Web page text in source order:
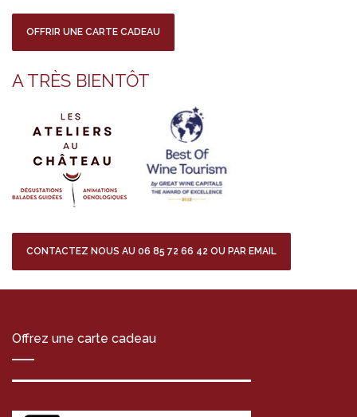
OFFRIR UNE CARTE CADEAU
A TRÈS BIENTÔT
CONTACTEZ NOUS AU 06 85 72 66 42 OU PAR EMAIL
Offrez une carte cadeau